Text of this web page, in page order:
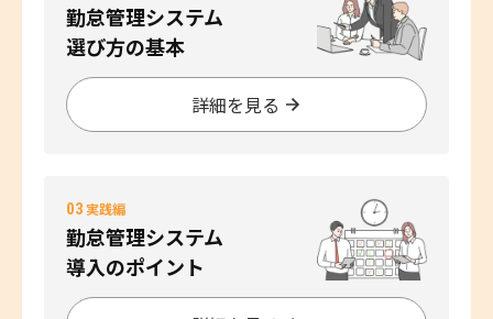
勤怠管理システム
選び方の基本
詳細を見る
03実践編
勤怠管理システム
導入のポイント